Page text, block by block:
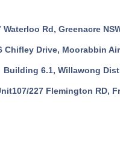
Waterloo Rd, Greenacre
Chifley Drive, Moorabbin
Building 6.1, Willawong
227 Flemington RD,